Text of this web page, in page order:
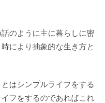
のように主に暮らしに密
により抽象的な生き方と
はシンプルライフをする
フをするのであればこれ